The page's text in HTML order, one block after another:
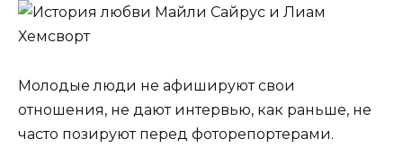
Молодые люди не афишируют свои
отношения, не дают интервью, как раньше, не
часто позируют перед фоторепортерами.